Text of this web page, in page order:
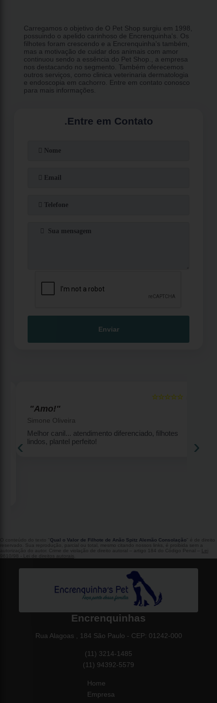
Carregamos o objetivo de O Pet Shop surgiu em 1998,
possuindo o apelido carinhoso de Encrenquinha's. Os
filhotes foram crescendo e a Encrenquinha's também,
mas a motivação de cuidar dos animais com amor
continuou sendo a essência do Pet Shop., a empresa
nos destacando no segmento. Também oferecemos
outros serviços, como clinica veterinaria dermatologia
e endoscopia em cachorro. Entre em contato conosco
para mais informações.
.Entre em Contato
Enviar
☆☆☆☆☆
"Amo!"
Simone Oliveira
Melhor canil... atendimento diferenciado, filhotes
lindos, plantel perfeito!
‹ ›
O conteúdo do texto " Qual o Valor de Filhote de Anão Spitz Alemão Consolação " é de direito
reservado. Sua reprodução, parcial ou total, mesmo citando nossos links, é proibida sem a
autorização do autor. Crime de violação de direito autoral – artigo 184 do Código Penal –
Lei
9610/98 - Lei de direitos autorais .
Encrenquinhas
Rua Alagoas , 184 São Paulo - CEP: 01242-000
(11) 3214-1485
(11) 94392-5579
Home
Empresa